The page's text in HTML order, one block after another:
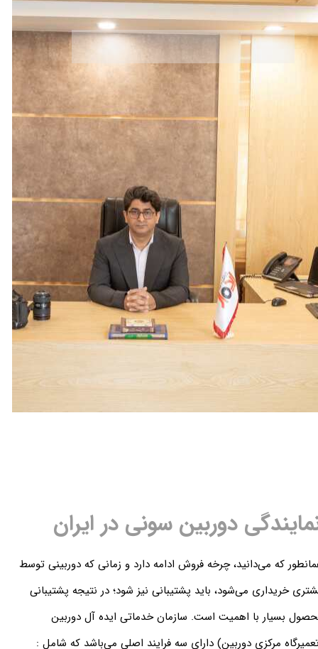
دوربین سونی در ایران
که می‌دانید، چرخه فروش ادامه دارد و زمانی که دوربینی توسط
خریداری می‌شود، باید پشتیبانی نیز شود؛ در نتیجه پشتیبانی
بسیار با اهمیت است. سازمان خدماتی ایده آل دوربین
مرکزی دوربین) دارای سه فرایند اصلی می‌باشد که شامل :